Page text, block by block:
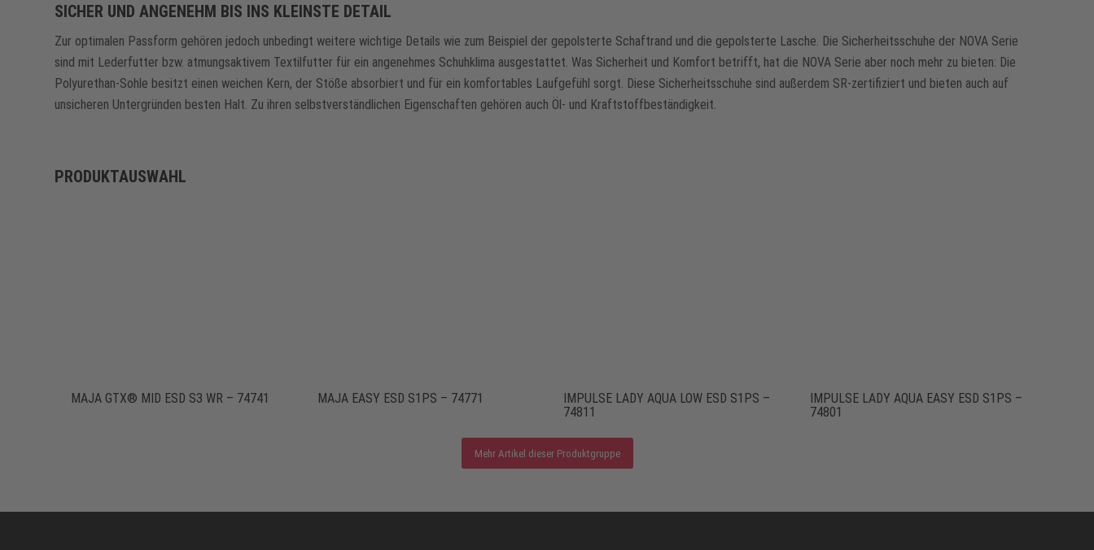
SICHER UND ANGENEHM BIS INS KLEINSTE DETAIL
Zur optimalen Passform gehören jedoch unbedingt weitere wichtige Details wie zum Beispiel der gepolsterte Schaftrand und die gepolsterte Lasche. Die Sicherheitsschuhe der NOVA Serie
sind mit Lederfutter bzw. atmungsaktivem Textilfutter für ein angenehmes Schuhklima ausgestattet. Was Sicherheit und Komfort betrifft, hat die NOVA Serie aber noch mehr zu bieten: Die
Polyurethan-Sohle besitzt einen weichen Kern, der Stöße absorbiert und für ein komfortables Laufgefühl sorgt. Diese Sicherheitsschuhe sind außerdem SR-zertifiziert und bieten auch auf
unsicheren Untergründen besten Halt. Zu ihren selbstverständlichen Eigenschaften gehören auch Öl- und Kraftstoffbeständigkeit.
PRODUKTAUSWAHL
MAJA GTX® MID ESD S3 WR – 74741 MAJA EASY ESD S1PS – 74771
IMPULSE LADY AQUA LOW ESD S1PS –
74811
IMPULSE LADY AQUA EASY ESD S1PS –
74801
Mehr Artikel dieser Produktgruppe